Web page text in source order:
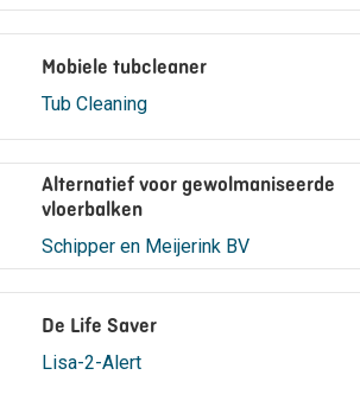
Mobiele tubcleaner
Tub Cleaning
Alternatief voor gewolmaniseerde
vloerbalken
Schipper en Meijerink BV
De Life Saver
Lisa-2-Alert